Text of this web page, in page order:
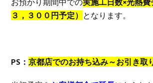
お預かり期間中での実施工日数×光熱
３，３００円予定） となります。
PS：京都店でのお持ち込み～お引き取